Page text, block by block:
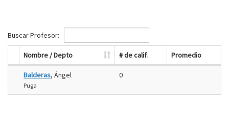
Buscar Profesor:
Nombre / Depto # de calif. Promedio
Balderas, Ángel
Puga
0